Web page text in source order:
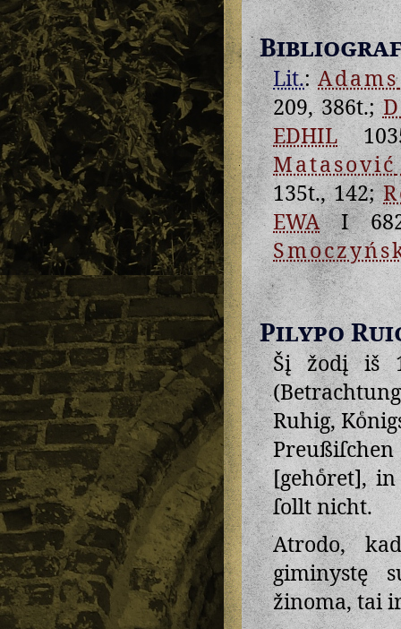
Lit.:Adams
209, 386t.;
EDHIL
Matasović
135t., 142;
EWAI
Pilypo
Šį žodį iš
Ruhig,
[gehoͤret],
ſollt nicht.
Atrodo,
giminystę
žinoma, tai